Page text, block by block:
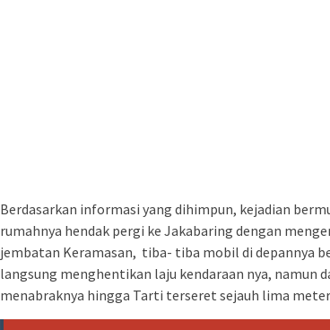
Berdasarkan informasi yang dihimpun, kejadian
rumahnya hendak pergi ke Jakabaring dengan
jembatan Keramasan, tiba- tiba mobil di depannya
langsung menghentikan laju kendaraan nya, namun
menabraknya hingga Tarti terseret sejauh lima